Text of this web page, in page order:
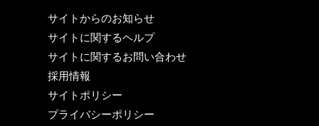
サイトからのお知らせ
サイトに関するヘルプ
サイトに関するお問い合わせ
採用情報
サイトポリシー
プライバシーポリシー